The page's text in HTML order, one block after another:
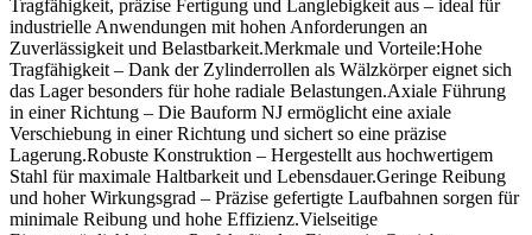
Tragfähigkeit, präzise Fertigung und Langlebigkeit aus – ideal für
industrielle Anwendungen mit hohen Anforderungen an
Zuverlässigkeit und Belastbarkeit.Merkmale und Vorteile:Hohe
Tragfähigkeit – Dank der Zylinderrollen als Wälzkörper eignet sich
das Lager besonders für hohe radiale Belastungen.Axiale Führung
in einer Richtung – Die Bauform NJ ermöglicht eine axiale
Verschiebung in einer Richtung und sichert so eine präzise
Lagerung.Robuste Konstruktion – Hergestellt aus hochwertigem
Stahl für maximale Haltbarkeit und Lebensdauer.Geringe Reibung
und hoher Wirkungsgrad – Präzise gefertigte Laufbahnen sorgen für
minimale Reibung und hohe Effizienz.Vielseitige